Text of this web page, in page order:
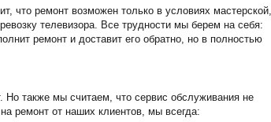
что ремонт возможен только в условиях
телевизора. Все трудности мы берем на себя:
ремонт и доставит его обратно, но в полностью
Но также мы считаем, что сервис обслуживания не
ремонт от наших клиентов, мы всегда: